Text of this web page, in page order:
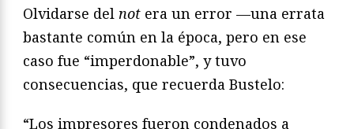
Olvidarse del not era un error —una errata
bastante común en la época, pero en ese
caso fue “imperdonable”, y tuvo
consecuencias, que recuerda Bustelo:
“Los impresores fueron condenados a